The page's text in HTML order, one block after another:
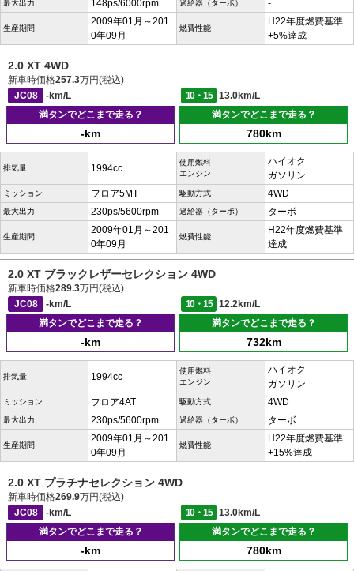
最大出力 148ps/6000rpm 過給器（ターボ） -
生産期間
2009年01月～201
0年09月
燃費性能
H22年度燃費基準
+5%達成
2.0 XT 4WD
新車時価格257.3万円(税込)
JC08
-km/L 10・15
13.0km/L
満タンでどこまで走る？
-km
満タンでどこまで走る？
780km
排気量 1994cc
使用燃料
エンジン
ハイオク
ガソリン
ミッション フロア5MT 駆動方式 4WD
最大出力 230ps/5600rpm 過給器（ターボ） ターボ
生産期間
2009年01月～201
0年09月
燃費性能
H22年度燃費基準
達成
2.0 XT ブラックレザーセレクション 4WD
新車時価格289.3万円(税込)
JC08
-km/L 10・15
12.2km/L
満タンでどこまで走る？
-km
満タンでどこまで走る？
732km
排気量 1994cc
使用燃料
エンジン
ハイオク
ガソリン
ミッション フロア4AT 駆動方式 4WD
最大出力 230ps/5600rpm 過給器（ターボ） ターボ
生産期間
2009年01月～201
0年09月
燃費性能
H22年度燃費基準
+15%達成
2.0 XT プラチナセレクション 4WD
新車時価格269.9万円(税込)
JC08
-km/L 10・15
13.0km/L
満タンでどこまで走る？
-km
満タンでどこまで走る？
780km